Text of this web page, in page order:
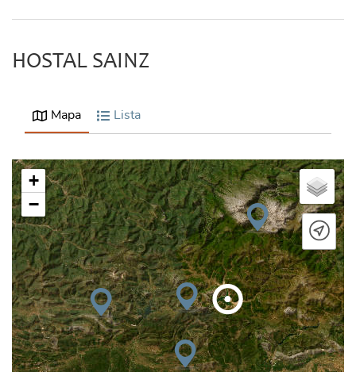
HOSTAL SAINZ
Mapa Lista
+
−